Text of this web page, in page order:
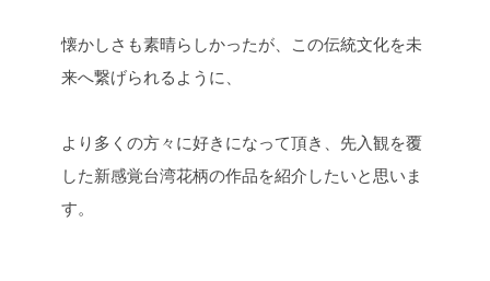
懐かしさも素晴らしかったが、この伝統文化を未
来へ繋げられるように、
より多くの方々に好きになって頂き、先入観を覆
した新感覚台湾花柄の作品を紹介したいと思いま
す。